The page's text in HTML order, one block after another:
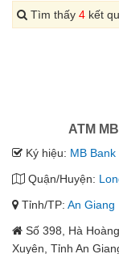
Tìm thấy 4 kết
ATM
Ký hiệu: MB Bank
Quận/Huyện:
Tỉnh/TP: An Giang
Số 398, Hà
Xuyên, Tỉnh An